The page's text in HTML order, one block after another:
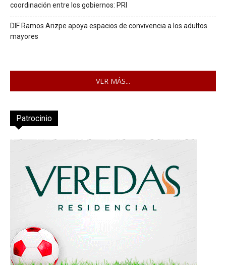
coordinación entre los gobiernos: PRI
DIF Ramos Arizpe apoya espacios de convivencia a los adultos
mayores
VER MÁS...
Patrocinio